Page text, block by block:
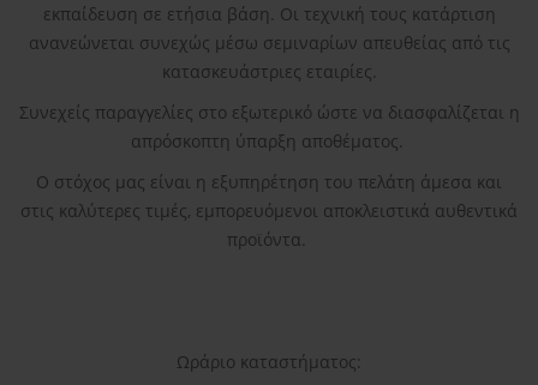
εκπαίδευση σε ετήσια βάση. Οι τεχνική τους κατάρτιση
ανανεώνεται συνεχώς μέσω σεμιναρίων απευθείας από τις
κατασκευάστριες εταιρίες.
Συνεχείς παραγγελίες στο εξωτερικό ώστε να διασφαλίζεται η
απρόσκοπτη ύπαρξη αποθέματος.
Ο στόχος μας είναι η εξυπηρέτηση του πελάτη άμεσα και
στις καλύτερες τιμές, εμπορευόμενοι αποκλειστικά αυθεντικά
προϊόντα.
Ωράριο καταστήματος: